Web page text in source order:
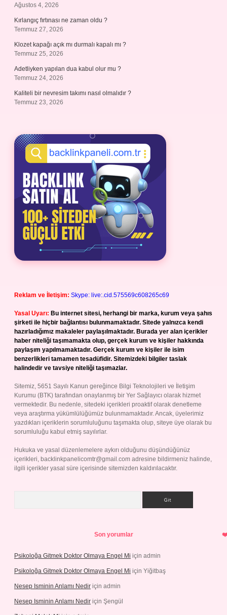
Ağustos 4, 2026
Kırlangıç fırtınası ne zaman oldu ?
Temmuz 27, 2026
Klozet kapağı açık mı durmalı kapalı mı ?
Temmuz 25, 2026
Adetliyken yapılan dua kabul olur mu ?
Temmuz 24, 2026
Kaliteli bir nevresim takımı nasıl olmalıdır ?
Temmuz 23, 2026
Reklam ve İletişim: Skype: live:.cid.575569c608265c69
Yasal Uyarı: Bu internet sitesi, herhangi bir marka, kurum veya şahıs
şirketi ile hiçbir bağlantısı bulunmamaktadır. Sitede yalnızca kendi
hazırladığımız makaleler paylaşılmaktadır. Burada yer alan içerikler
haber niteliği taşımamakta olup, gerçek kurum ve kişiler hakkında
paylaşım yapılmamaktadır. Gerçek kurum ve kişiler ile isim
benzerlikleri tamamen tesadüfidir. Sitemizdeki bilgiler taslak
halindedir ve tavsiye niteliği taşımazlar.
Sitemiz, 5651 Sayılı Kanun gereğince Bilgi Teknolojileri ve İletişim
Kurumu (BTK) tarafından onaylanmış bir Yer Sağlayıcı olarak hizmet
vermektedir. Bu nedenle, sitedeki içerikleri proaktif olarak denetleme
veya araştırma yükümlülüğümüz bulunmamaktadır. Ancak, üyelerimiz
yazdıkları içeriklerin sorumluluğunu taşımakta olup, siteye üye olarak bu
sorumluluğu kabul etmiş sayılırlar.
Hukuka ve yasal düzenlemelere aykırı olduğunu düşündüğünüz
içerikleri, backlinkpanelicomtr@gmail.com adresine bildirmeniz halinde,
ilgili içerikler yasal süre içerisinde sitemizden kaldırılacaktır.
Son yorumlar
Psikoloğa Gitmek Doktor Olmaya Engel Mi için admin
Psikoloğa Gitmek Doktor Olmaya Engel Mi için Yiğitbaş
Nesep Isminin Anlamı Nedir için admin
Nesep Isminin Anlamı Nedir için Şengül